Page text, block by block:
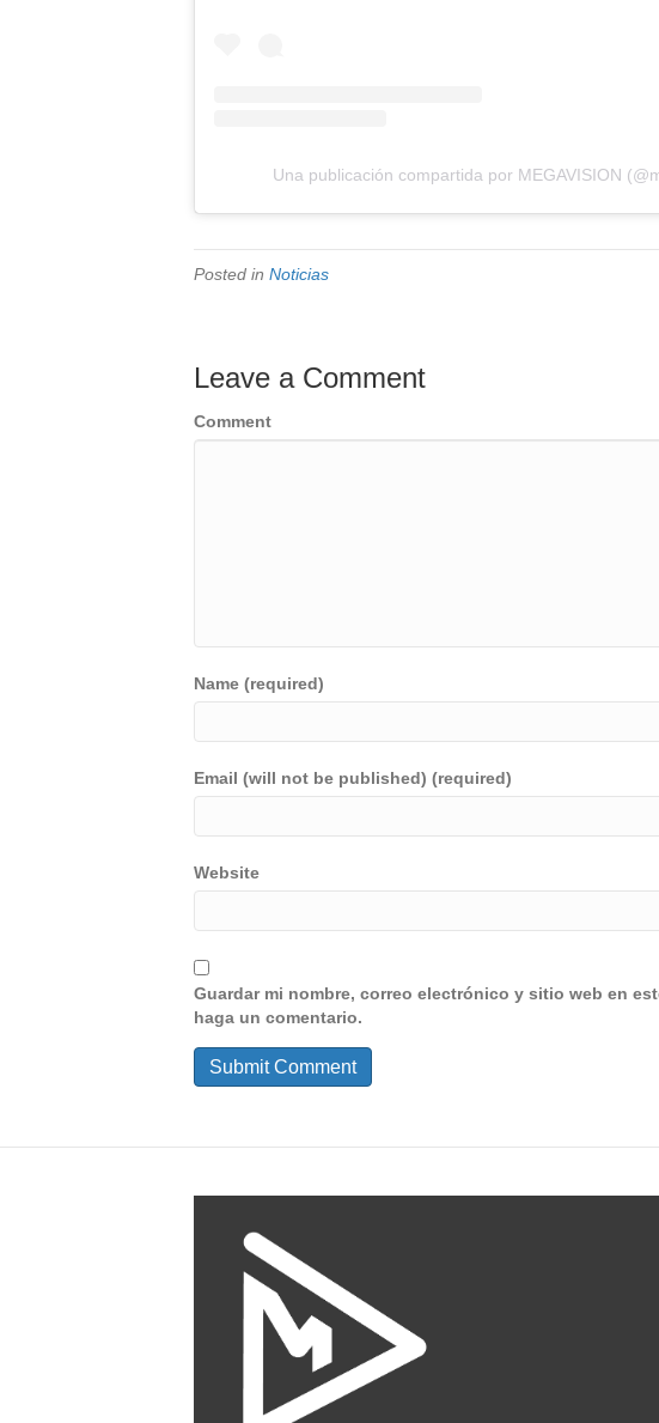
Una publicación compartida por MEGAVISION
Posted in Noticias
Leave a Comment
Comment
Name (required)
Email (will not be published) (required)
Website
Guardar mi nombre, correo electrónico y sitio web en
haga un comentario.